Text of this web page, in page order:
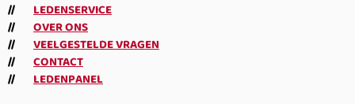
LEDENSERVICE
OVER ONS
VEELGESTELDE VRAGEN
CONTACT
LEDENPANEL